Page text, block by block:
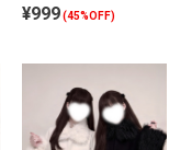
プアンサンブル
¥999(45%OFF)